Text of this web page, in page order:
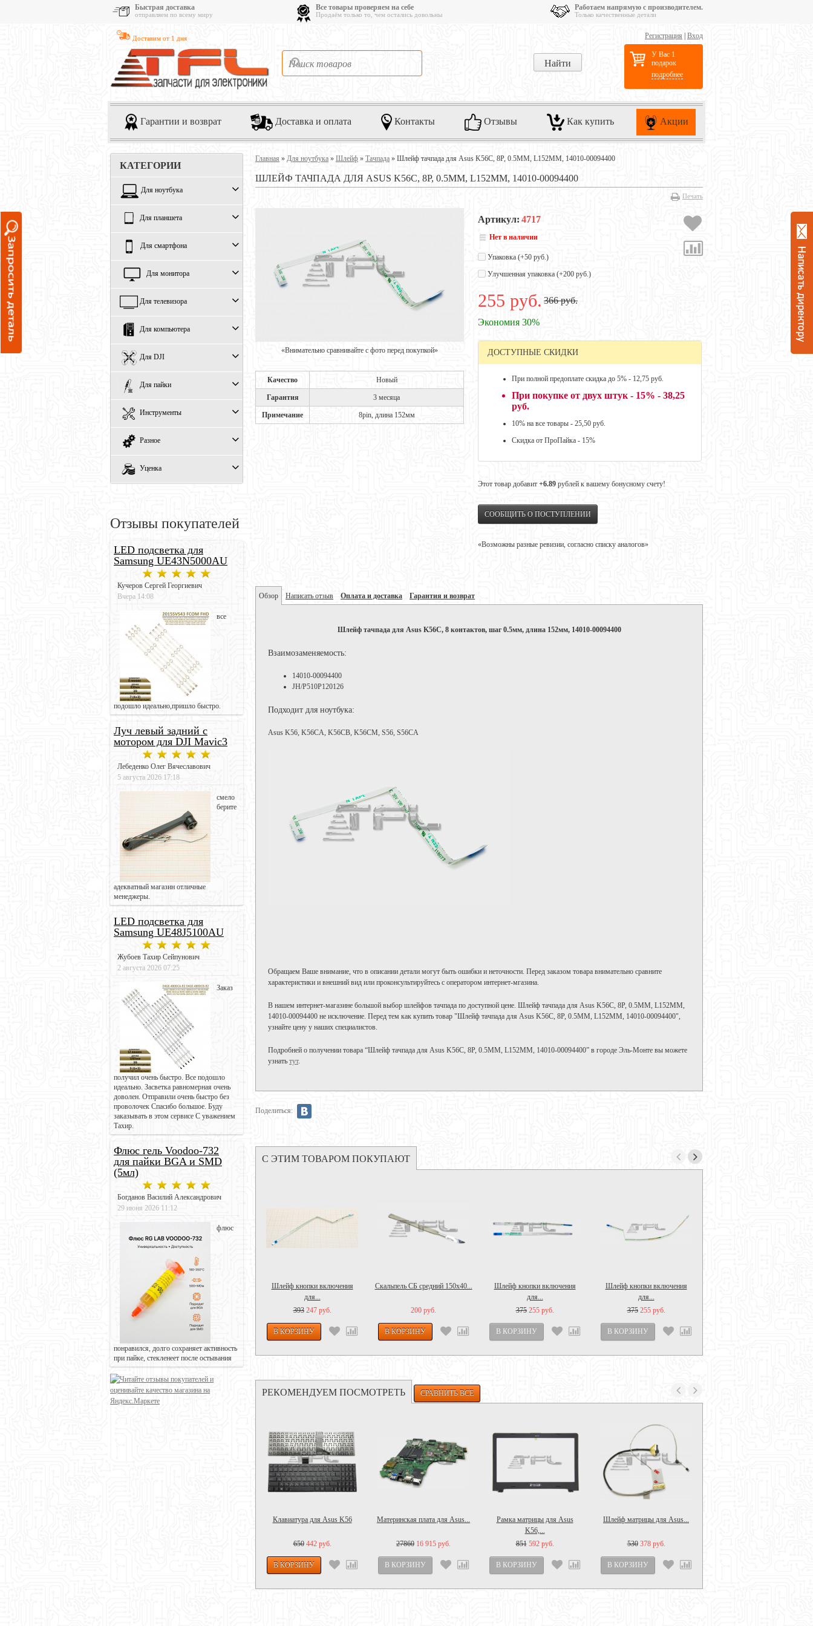
Быстрая доставка
отправляем по всему миру
Все товары проверяем на себе
Продаём только то, чем остались довольны
Работаем напрямую с производителем.
Только качественные детали
Доставим от 1 дня Регистрация Вход
У Вас 1
подарок
подробнее
Гарантии и возврат Доставка и оплата Контакты Отзывы Как купить Акции
КАТЕГОРИИ
Для ноутбука
Для планшета
Для смартфона
Для монитора
Для телевизора
Для компьютера
Для DJI
Для пайки
Инструменты
Разное
Уценка
Отзывы покупателей
LED подсветка для
Samsung UE43N5000AU
Кучеров Сергей Георгиевич
Вчера 14:08
все
подошло идеально,пришло быстро.
Луч левый задний с
мотором для DJI Mavic3
Лебеденко Олег Вячеславович
5 августа 2026 17:18
смело
берите
адекватный магазин отличные
менеджеры.
LED подсветка для
Samsung UE48J5100AU
Жубоев Тахир Сейпунович
2 августа 2026 07:25
Заказ
получил очень быстро. Все подошло
идеально. Засветка равномерная очень
доволен. Отправили очень быстро без
проволочек Спасибо большое. Буду
заказывать в этом сервисе С уважением
Тахир.
Флюс гель Voodoo-732
для пайки BGA и SMD
(5мл)
Богданов Василий Александрович
29 июня 2026 11:12
флюс
понравился, долго сохраняет активность
при пайке, стекленеет после остывания
Главная » Для ноутбука » Шлейф » Тачпада » Шлейф тачпада для Asus K56C, 8P, 0.5MM, L152MM, 14010-00094400
ШЛЕЙФ ТАЧПАДА ДЛЯ ASUS K56C, 8P, 0.5MM, L152MM, 14010-00094400
Печать
«Внимательно сравнивайте с фото перед покупкой»
Качество Новый
Гарантия 3 месяца
Примечание 8pin, длина 152мм
Артикул: 4717
Нет в наличии
Упаковка (+50 руб.)
Улучшенная упаковка (+200 руб.)
255 руб. 366 руб.
Экономия 30%
ДОСТУПНЫЕ СКИДКИ
При полной предоплате скидка до 5% - 12,75 руб.
При покупке от двух штук - 15% - 38,25
руб.
10% на все товары - 25,50 руб.
Скидка от ПроПайка - 15%
Этот товар добавит +6.89 рублей к вашему бонусному счету!
СООБЩИТЬ О ПОСТУПЛЕНИИ
«Возможны разные ревизии, согласно списку аналогов»
Обзор Написать отзыв Оплата и доставка Гарантия и возврат
Шлейф тачпада для Asus K56C, 8 контактов, шаг 0.5мм, длина 152мм, 14010-00094400
Взаимозаменяемость:
14010-00094400
JH/P510P120126
Подходит для ноутбука:
Asus K56, K56CA, K56CB, K56CM, S56, S56CA
Обращаем Ваше внимание, что в описании детали могут быть ошибки и неточности. Перед заказом товара внимательно сравните
характеристики и внешний вид или проконсультируйтесь с оператором интернет-мгазина.
В нашем интернет-магазине большой выбор шлейфов тачпада по доступной цене. Шлейф тачпада для Asus K56C, 8P, 0.5MM, L152MM,
14010-00094400 не исключение. Перед тем как купить товар "Шлейф тачпада для Asus K56C, 8P, 0.5MM, L152MM, 14010-00094400",
узнайте цену у наших специалистов.
Подробней о получении товара “Шлейф тачпада для Asus K56C, 8P, 0.5MM, L152MM, 14010-00094400” в городе Эль-Монте вы можете
узнать тут.
Поделиться:
С ЭТИМ ТОВАРОМ ПОКУПАЮТ
Шлейф кнопки включения
для...
393 247 руб.
Скальпель СБ средний 150x40...
200 руб.
Шлейф кнопки включения
для...
375 255 руб.
Шлейф кнопки включения
для...
375 255 руб.
РЕКОМЕНДУЕМ ПОСМОТРЕТЬ
Клавиатура для Asus K56
650 442 руб.
Материнская плата для Asus...
27860 16 915 руб.
Рамка матрицы для Asus
K56,...
851 592 руб.
Шлейф матрицы для Asus...
530 378 руб.